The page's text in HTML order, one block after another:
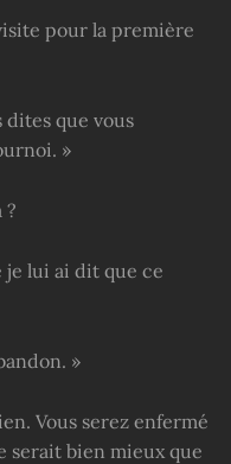
pour la première
dites que vous
»
?
je lui ai dit que ce
»
Vous serez enfermé
serait bien mieux que